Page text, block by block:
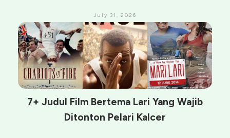
July 31, 2026
7+ Judul Film Bertema Lari Yang Wajib
Ditonton Pelari Kalcer